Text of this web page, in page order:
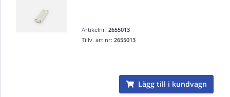
Artikelnr:2655013
Tillv. art.nr:2655013
Lägg till i kundvagn